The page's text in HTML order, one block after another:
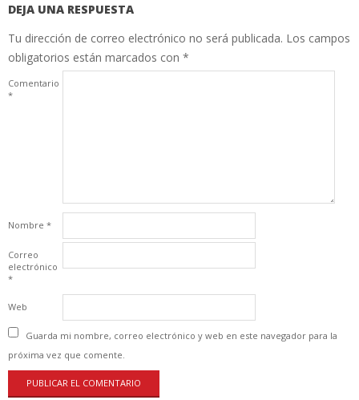
DEJA UNA RESPUESTA
Tu dirección de correo electrónico no será publicada. Los campos
obligatorios están marcados con *
Comentario
*
Nombre *
Correo
electrónico
*
Web
Guarda mi nombre, correo electrónico y web en este navegador para la
próxima vez que comente.